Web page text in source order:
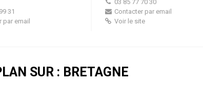
31
par email
03 85 77 70 30
Contacter par email
Voir le site
SUR : BRETAGNE